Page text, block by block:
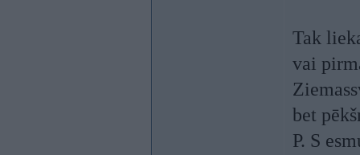
Tak
vai
bet
P. S